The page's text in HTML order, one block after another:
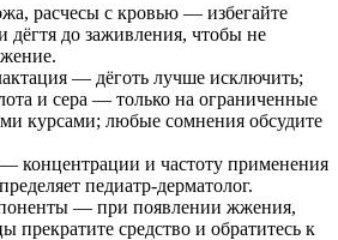
расчесы с кровью — избегайте
дёгтя до заживления, чтобы не
— дёготь лучше исключить;
и сера — только на ограниченные
курсами; любые сомнения обсудите
концентрации и частоту применения
педиатр‑дерматолог.
— при появлении жжения,
прекратите средство и обратитесь к